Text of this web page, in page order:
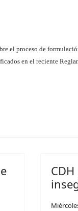
el proceso de
en el reciente